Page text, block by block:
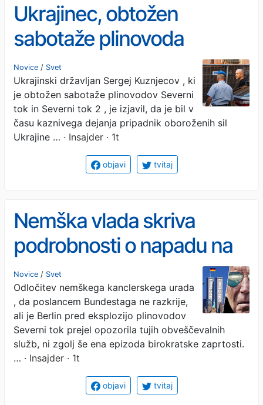
Ukrajinec, obtožen
sabotaže plinovoda
»Severni tok«, je priznal,
da je delal za
obveščevalno službo
Novice / Svet
Ukrajinski državljan Sergej Kuznjecov , ki
je obtožen sabotaže plinovodov Severni
tok in Severni tok 2 , je izjavil, da je bil v
času kaznivega dejanja pripadnik oboroženih sil
Ukrajine … · Insajder · 1t
objavi tvitaj
Nemška vlada skriva
podrobnosti o napadu na
Severni tok, Nemci pa
izgubljajo 15.000 delovnih
mest - na dan!
Novice / Svet
Odločitev nemškega kanclerskega urada
, da poslancem Bundestaga ne razkrije,
ali je Berlin pred eksplozijo plinovodov
Severni tok prejel opozorila tujih obveščevalnih
služb, ni zgolj še ena epizoda birokratske zaprtosti.
… · Insajder · 1t
objavi tvitaj